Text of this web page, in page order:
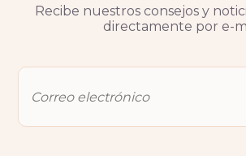
Recibe nuestros consejos y
directamente por e-